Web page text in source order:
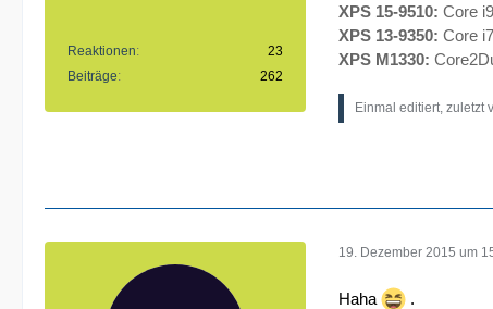
Reaktionen
23
Beiträge
262
XPS 15-9510: Core
XPS 13-9350: Core
XPS M1330:
Einmal editiert, zuletzt
19. Dezember 2015 um
Haha
.